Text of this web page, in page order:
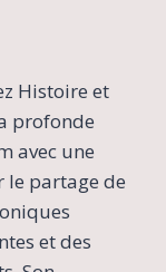
Histoire et
profonde
avec une
le partage de
et des